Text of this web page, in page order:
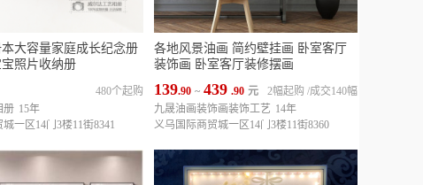
大容量家庭成长纪念册
照片收纳册
480个起购
册 15年
一区14门3楼11街8341
各地风景油画 简约壁挂画 卧室客厅
装饰画 卧室客厅装修摆画
139.90 ~ 439 .90 元 成交140幅
2幅起购 /
九晟油画装饰画装饰工艺 14年
义乌国际商贸城一区14门3楼11街8360